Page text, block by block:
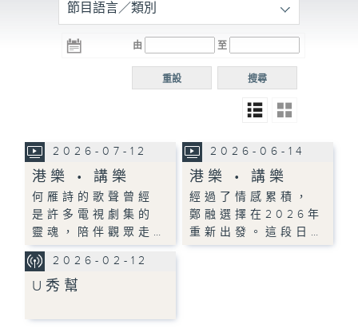
R3
電台 電台
R5
電台
普通
節目語言／類別
由 至
搜尋
重設
2026-07-12
港樂 • 講樂
何雁詩的歌聲曾經
是許多電視劇集的
靈魂，陪伴觀眾走…
2026-06-14
港樂 • 講樂
經過了情感累積，
鄭融選擇在2026年
重新出發。這段日…
2026-02-12
U秀幫